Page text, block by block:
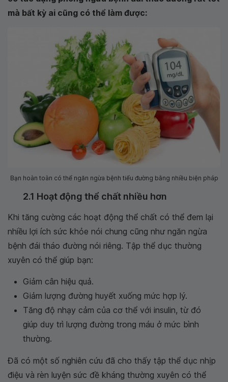
mà bất kỳ ai cũng có thể làm được:
Bạn hoàn toàn có thể ngăn ngừa bệnh tiểu đường bằng nhiều biện pháp
2.1 Hoạt động thể chất nhiều hơn
Khi tăng cường các hoạt động thể chất có thể đem lại
nhiều lợi ích sức khỏe nói chung cũng như ngăn ngừa
bệnh đái tháo đường nói riêng. Tập thể dục thường
xuyên có thể giúp bạn:
Giảm cân hiệu quả.
Giảm lượng đường huyết xuống mức hợp lý.
Tăng độ nhạy cảm của cơ thể với insulin, từ đó
giúp duy trì lượng đường trong máu ở mức bình
thường.
Đã có một số nghiên cứu đã cho thấy tập thể dục nhịp
điệu và rèn luyện sức đề kháng thường xuyên có thể